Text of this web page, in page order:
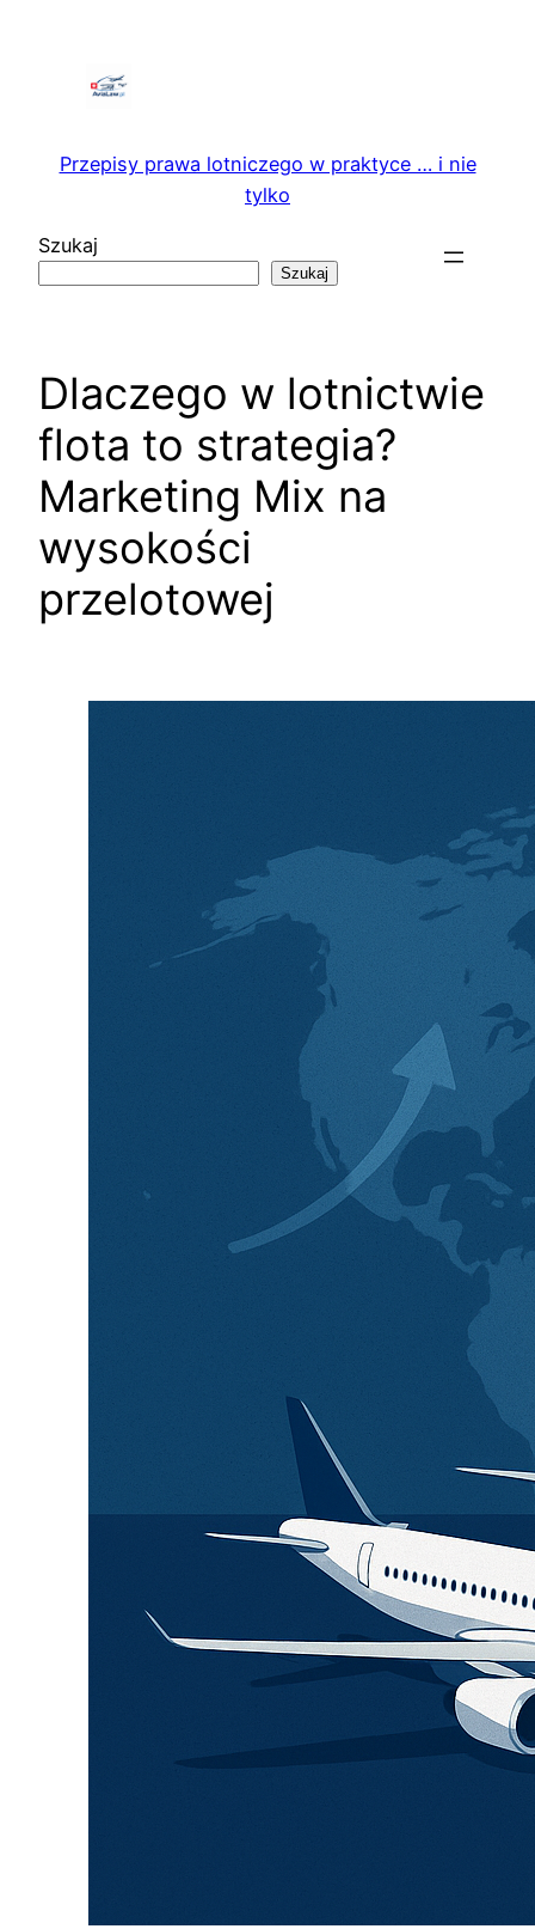
Przepisy prawa lotniczego w praktyce … i nie
tylko
Szukaj
Szukaj
Dlaczego w lotnictwie
flota to strategia?
Marketing Mix na
wysokości
przelotowej